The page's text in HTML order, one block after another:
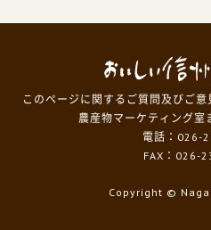
このページに関するご質問及びご
農産物マーケティング室
電話：026-
FAX：026-
Copyright ©